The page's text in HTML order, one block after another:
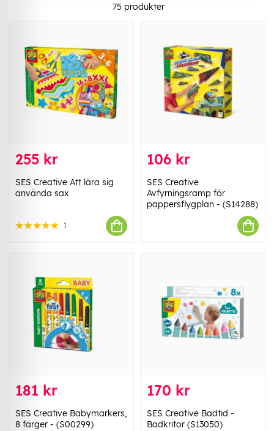
75 produkter
255 kr
SES Creative Att lära sig
använda sax
1
106 kr
SES Creative
Avfyrningsramp för
pappersflygplan - (S14288)
181 kr
SES Creative Babymarkers,
8 färger - (S00299)
170 kr
SES Creative Badtid -
Badkritor (S13050)